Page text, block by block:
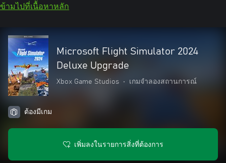
ข้ามไปที่เนื้อหาหลัก
Microsoft Flight Simulator 2024
Deluxe Upgrade
Xbox Game Studios • เกมจำลองสถานการณ์
ต้องมีเกม
เพิ่มลงในรายการสิ่งที่ต้องการ